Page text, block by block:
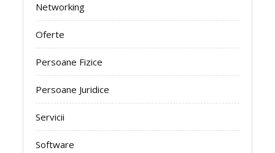
Networking
Oferte
Persoane Fizice
Persoane Juridice
Servicii
Software